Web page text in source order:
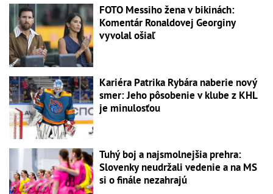
FOTO Messiho žena v bikinách:
Komentár Ronaldovej Georginy
vyvolal ošiaľ
Kariéra Patrika Rybára naberie nový
smer: Jeho pôsobenie v klube z KHL
je minulosťou
Tuhý boj a najsmolnejšia prehra:
Slovenky neudržali vedenie a na MS
si o finále nezahrajú